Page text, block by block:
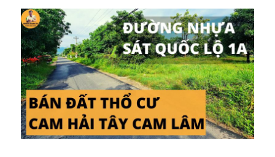
NGUYÊN
Khánh
Hòa
–
Buôn
Ma
Thuột|
HOANGGIANG
TV